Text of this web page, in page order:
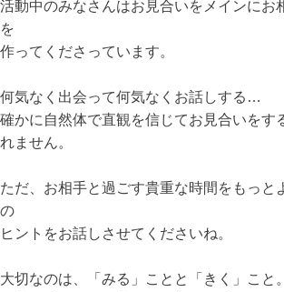
活動中のみなさんはお見合いをメインにお
を
作ってくださっています。
何気なく出会って何気なくお話しする…
確かに自然体で直観を信じてお見合いをす
れません。
ただ、お相手と過ごす貴重な時間をもっと
の
ヒントをお話しさせてくださいね。
大切なのは、「みる」ことと「きく」こと。